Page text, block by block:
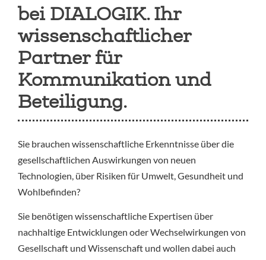
bei DIALOGIK. Ihr
wissenschaftlicher
Partner für
Kommunikation und
Beteiligung.
Sie brauchen wissenschaftliche Erkenntnisse über die
gesellschaftlichen Auswirkungen von neuen
Technologien, über Risiken für Umwelt, Gesundheit und
Wohlbefinden?
Sie benötigen wissenschaftliche Expertisen über
nachhaltige Entwicklungen oder Wechselwirkungen von
Gesellschaft und Wissenschaft und wollen dabei auch